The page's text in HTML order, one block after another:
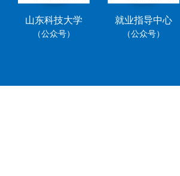
山东科技大学
（公众号）
就业指导中心
（公众号）